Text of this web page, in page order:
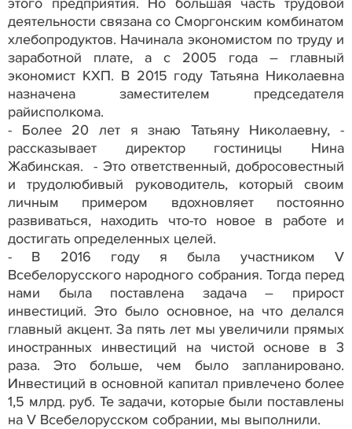
деятельности связана со Сморгонским комбинатом
хлебопродуктов. Начинала экономистом по труду и
заработной плате, а с 2005 года – главный
экономист КХП. В 2015 году Татьяна Николаевна
назначена заместителем председателя
райисполкома.
- Более 20 лет я знаю Татьяну Николаевну, -
рассказывает директор гостиницы Нина
Жабинская. - Это ответственный, добросовестный
и трудолюбивый руководитель, который своим
личным примером вдохновляет постоянно
развиваться, находить что-то новое в работе и
достигать определенных целей.
- В 2016 году я была участником V
Всебелорусского народного собрания. Тогда перед
нами была поставлена задача – прирост
инвестиций. Это было основное, на что делался
главный акцент. За пять лет мы увеличили прямых
иностранных инвестиций на чистой основе в 3
раза. Это больше, чем было запланировано.
Инвестиций в основной капитал привлечено более
1,5 млрд. руб. Те задачи, которые были поставлены
на V Всебелорусском собрании, мы выполнили.